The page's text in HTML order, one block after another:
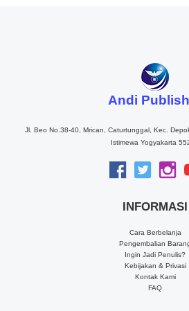
Andi
Jl. Beo No.38-40, Mrican, Caturtunggal, Kec.
Istimewa Yogyakarta
INFORMASI
Cara Berbelanja
Pengembalian
Ingin Jadi Penulis?
Kebijakan & Privasi
Kontak Kami
FAQ